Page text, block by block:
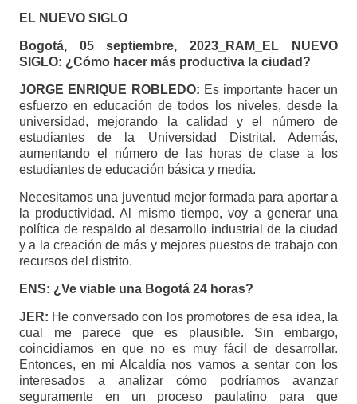
EL NUEVO SIGLO
Bogotá, 05 septiembre, 2023_RAM_
EL NUEVO
SIGLO: ¿Cómo hacer más productiva la ciudad?
JORGE ENRIQUE ROBLEDO: Es importante hacer un
esfuerzo en educación de todos los niveles, desde la
universidad, mejorando la calidad y el número de
estudiantes de la Universidad Distrital. Además,
aumentando el número de las horas de clase a los
estudiantes de educación básica y media.
Necesitamos una juventud mejor formada para aportar a
la productividad. Al mismo tiempo, voy a generar una
política de respaldo al desarrollo industrial de la ciudad
y a la creación de más y mejores puestos de trabajo con
recursos del distrito.
ENS: ¿Ve viable una Bogotá 24 horas?
JER: He conversado con los promotores de esa idea, la
cual me parece que es plausible. Sin embargo,
coincidíamos en que no es muy fácil de desarrollar.
Entonces, en mi Alcaldía nos vamos a sentar con los
interesados a analizar cómo podríamos avanzar
seguramente en un proceso paulatino para que